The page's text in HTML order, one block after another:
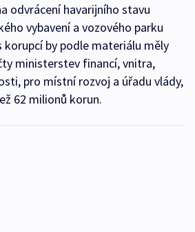
odvrácení havarijního stavu
vybavení a vozového parku
korupcí by podle materiálu měly
ministerstev financí, vnitra,
pro místní rozvoj a úřadu vlády,
62 milionů korun.